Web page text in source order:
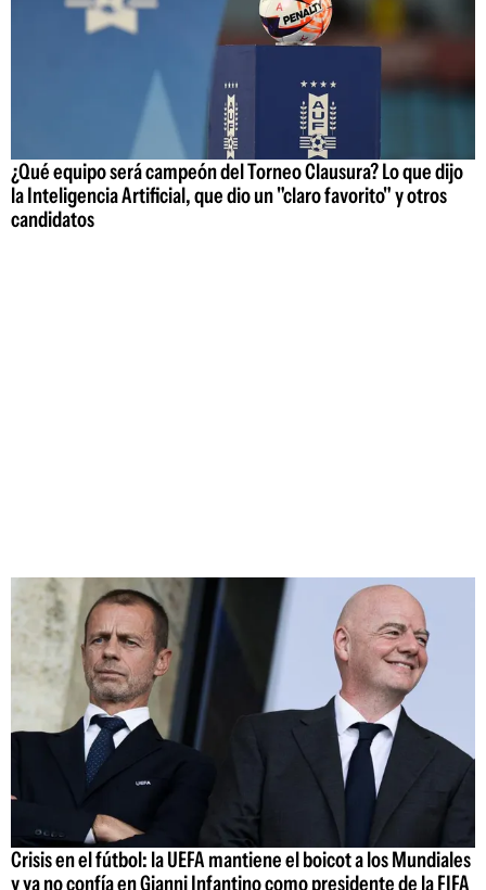
¿Qué equipo será campeón del Torneo Clausura? Lo que dijo
la Inteligencia Artificial, que dio un "claro favorito" y otros
candidatos
Crisis en el fútbol: la UEFA mantiene el boicot a los Mundiales
y ya no confía en Gianni Infantino como presidente de la FIFA